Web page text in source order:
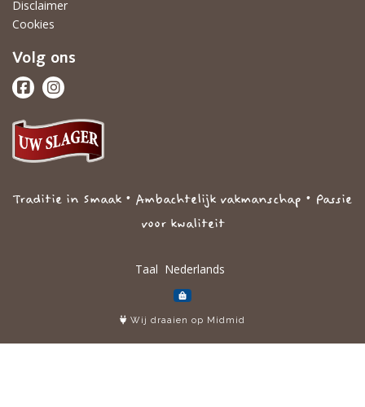
Disclaimer
Cookies
Volg ons
Traditie in Smaak • Ambachtelijk vakmanschap • Passie
voor kwaliteit
Taal
Wij draaien op Midmid